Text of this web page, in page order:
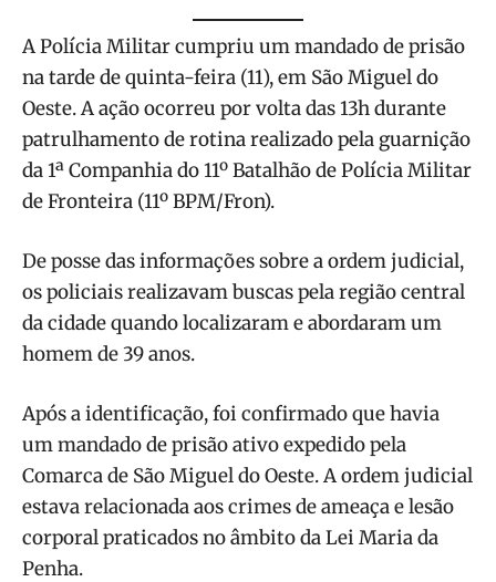
A Polícia Militar cumpriu um mandado de prisão
na tarde de quinta-feira (11), em São Miguel do
Oeste. A ação ocorreu por volta das 13h durante
patrulhamento de rotina realizado pela guarnição
da 1ª Companhia do 11º Batalhão de Polícia Militar
de Fronteira (11º BPM/Fron).
De posse das informações sobre a ordem judicial,
os policiais realizavam buscas pela região central
da cidade quando localizaram e abordaram um
homem de 39 anos.
Após a identificação, foi confirmado que havia
um mandado de prisão ativo expedido pela
Comarca de São Miguel do Oeste. A ordem judicial
estava relacionada aos crimes de ameaça e lesão
corporal praticados no âmbito da Lei Maria da
Penha.